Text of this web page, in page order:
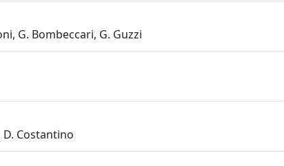
G. Bombeccari, G. Guzzi
D. Costantino